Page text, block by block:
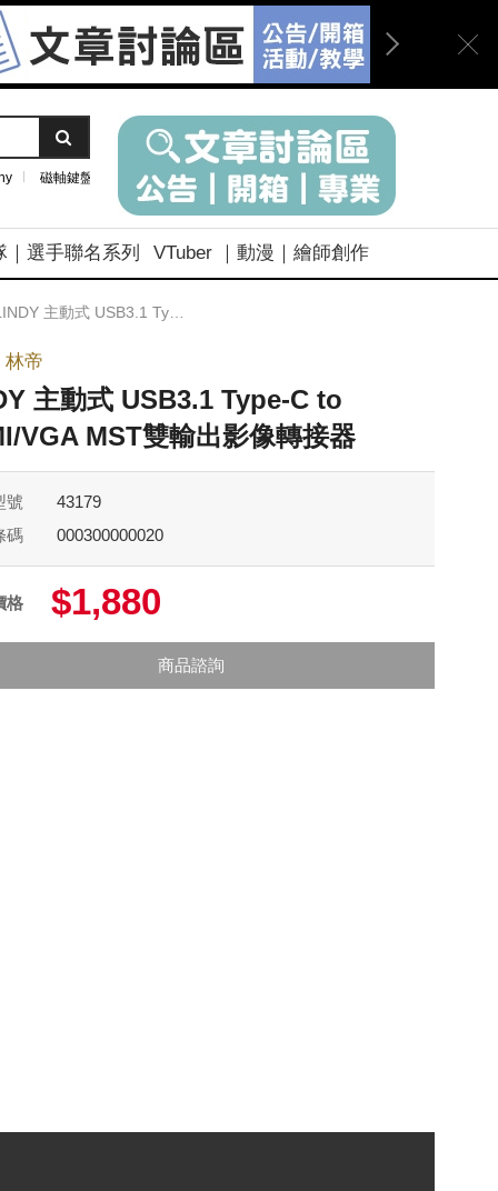
磁軸鍵盤
｜選手聯名系列 VTuber ｜動漫｜繪師創作
主動式 USB3.1 Type-C to HDMI/VGA MST雙輸出影像轉接器
林帝
主動式 USB3.1 Type-C to
VGA MST雙輸出影像轉接器
號
43179
碼
000300000020
格 $1,880
商品諮詢